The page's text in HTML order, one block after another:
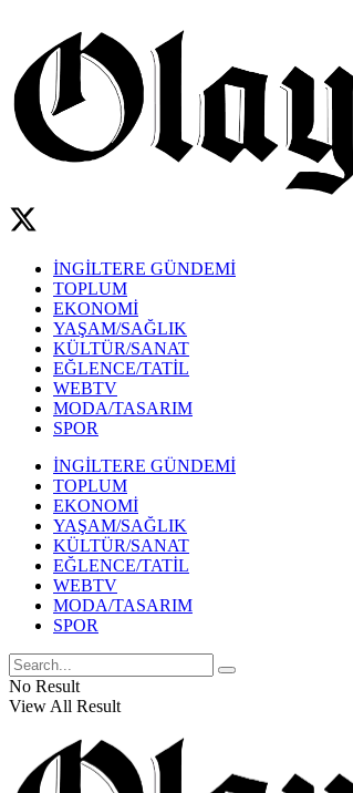
İNGİLTERE GÜNDEMİ
TOPLUM
EKONOMİ
YAŞAM/SAĞLIK
KÜLTÜR/SANAT
EĞLENCE/TATİL
WEBTV
MODA/TASARIM
SPOR
İNGİLTERE GÜNDEMİ
TOPLUM
EKONOMİ
YAŞAM/SAĞLIK
KÜLTÜR/SANAT
EĞLENCE/TATİL
WEBTV
MODA/TASARIM
SPOR
No Result
View All Result